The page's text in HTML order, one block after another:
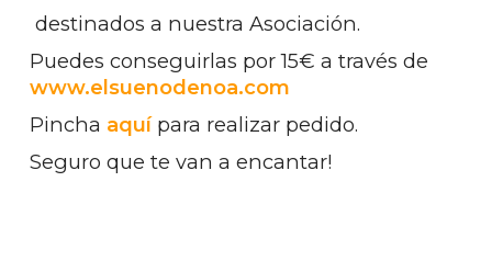
destinados a nuestra Asociación.
Puedes conseguirlas por 15€ a través de
www.elsuenodenoa.com
Pincha aquípara realizar pedido.
Seguro que te van a encantar!